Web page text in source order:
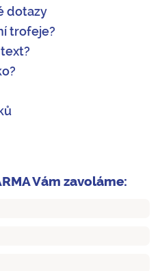
dotazy
trofeje?
Vám zavoláme: